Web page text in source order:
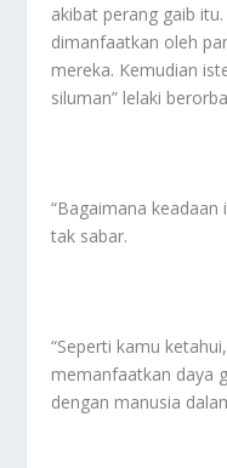
akibat perang gaib
dimanfaatkan oleh
mereka. Kemudian
siluman” lelaki
“Bagaimana keadaan
tak sabar.
“Seperti kamu
memanfaatkan daya
dengan manusia